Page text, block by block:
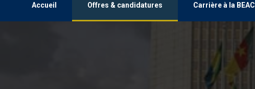
Accueil Offres & candidatures Carrière à la BEAC